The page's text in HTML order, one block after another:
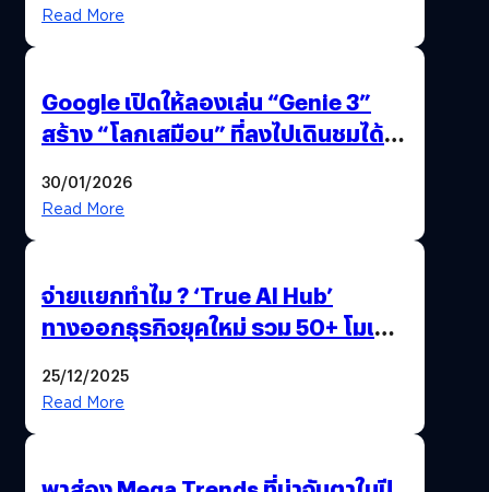
Read More
Google เปิดให้ลองเล่น “Genie 3”
สร้าง “โลกเสมือน” ที่ลงไปเดินชมได้
30/01/2026
Read More
จ่ายแยกทำไม ? ‘True AI Hub’
ทางออกธุรกิจยุคใหม่ รวม 50+ โมเดล
25/12/2025
Read More